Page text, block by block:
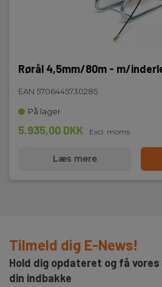
Rørål 4,5mm/80m - m/
EAN 5706445730285
På lager
5.935,00 DKK Excl. moms
Læs mere
Tilmeld dig E-News!
Hold dig opdateret og få
din indbakke